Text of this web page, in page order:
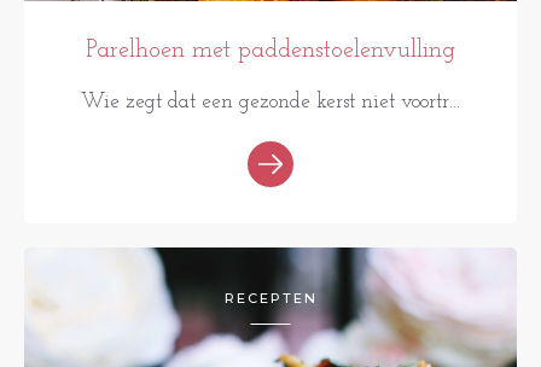
Parelhoen met paddenstoelenvulling
Wie zegt dat een gezonde kerst niet voortr...
RECEPTEN